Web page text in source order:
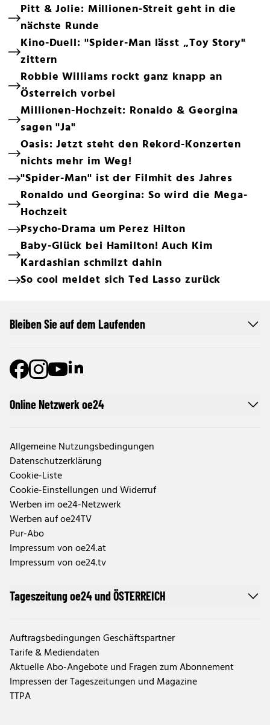
Pitt & Jolie: Millionen-Streit geht in die
nächste Runde
Kino-Duell: "Spider-Man lässt „Toy Story"
zittern
Robbie Williams rockt ganz knapp an
Österreich vorbei
Millionen-Hochzeit: Ronaldo & Georgina
sagen "Ja"
Oasis: Jetzt steht den Rekord-Konzerten
nichts mehr im Weg!
"Spider-Man" ist der Filmhit des Jahres
Ronaldo und Georgina: So wird die Mega-
Hochzeit
Psycho-Drama um Perez Hilton
Baby-Glück bei Hamilton! Auch Kim
Kardashian schmilzt dahin
So cool meldet sich Ted Lasso zurück
Online Netzwerk oe24
Allgemeine Nutzungsbedingungen
Datenschutzerklärung
Cookie-Liste
Cookie-Einstellungen und Widerruf
Werben im oe24-Netzwerk
Werben auf oe24TV
Pur-Abo
Impressum von oe24.at
Impressum von oe24.tv
Tageszeitung oe24 und ÖSTERREICH
Auftragsbedingungen Geschäftspartner
Tarife & Mediendaten
Aktuelle Abo-Angebote und Fragen zum Abonnement
Impressen der Tageszeitungen und Magazine
TTPA
Bleiben Sie auf dem Laufenden